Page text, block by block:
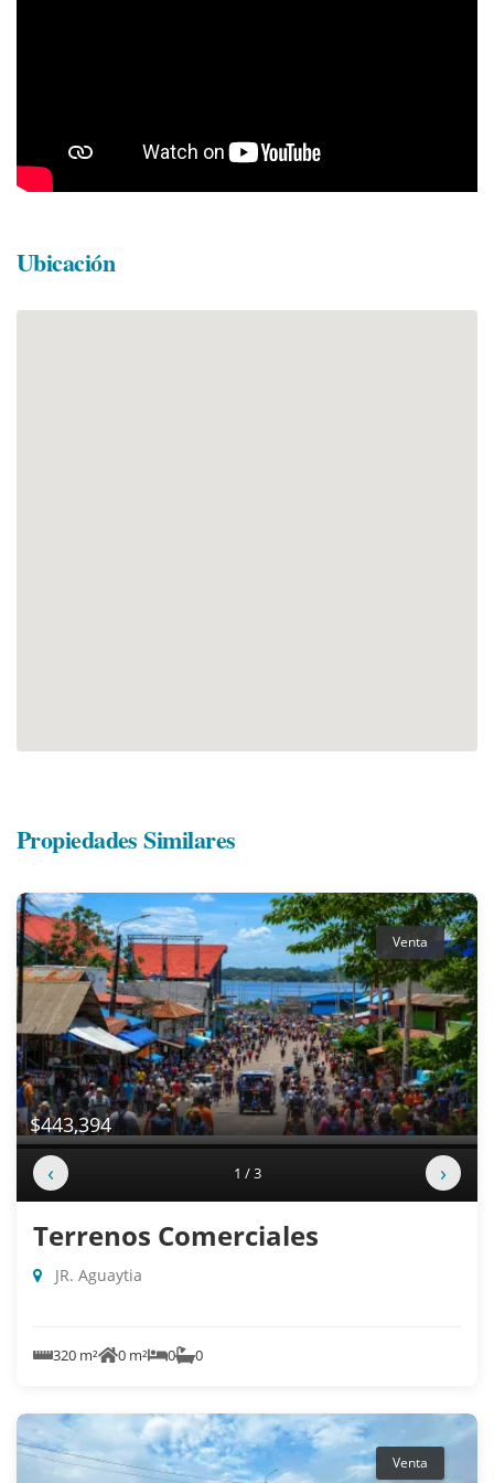
Ubicación
Propiedades Similares
Venta
$443,394
‹ 1 / 3 ›
Terrenos Comerciales
JR. Aguaytia
320 m² 0 m² 0 0
Venta